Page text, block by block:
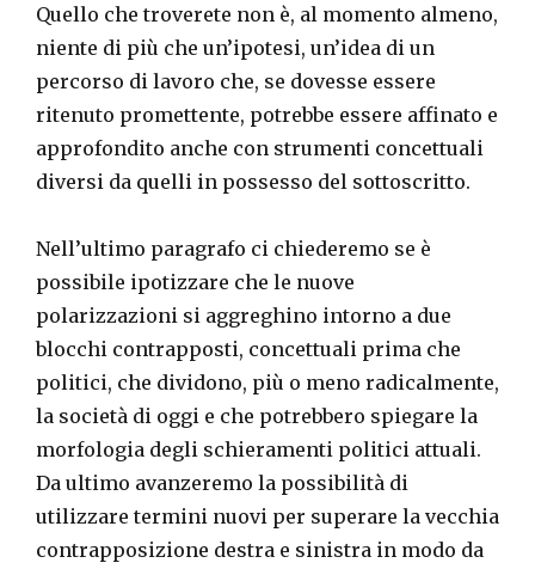
Quello che troverete non è, al momento almeno,
niente di più che un’ipotesi, un’idea di un
percorso di lavoro che, se dovesse essere
ritenuto promettente, potrebbe essere affinato e
approfondito anche con strumenti concettuali
diversi da quelli in possesso del sottoscritto.
Nell’ultimo paragrafo ci chiederemo se è
possibile ipotizzare che le nuove
polarizzazioni si aggreghino intorno a due
blocchi contrapposti, concettuali prima che
politici, che dividono, più o meno radicalmente,
la società di oggi e che potrebbero spiegare la
morfologia degli schieramenti politici attuali.
Da ultimo avanzeremo la possibilità di
utilizzare termini nuovi per superare la vecchia
contrapposizione destra e sinistra in modo da